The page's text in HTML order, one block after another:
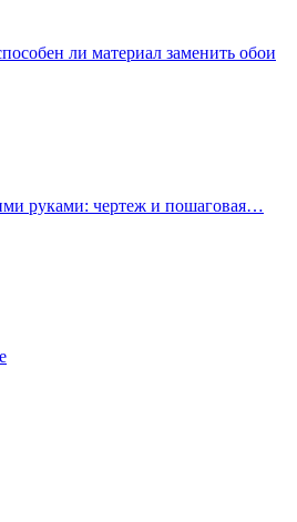
ли материал заменить обои
руками: чертеж и пошаговая…